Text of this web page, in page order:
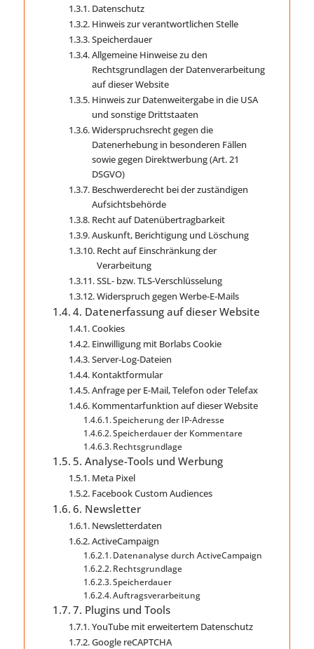
Datenschutz
Hinweis zur verantwortlichen Stelle
Speicherdauer
Allgemeine Hinweise zu den
Rechtsgrundlagen der Datenverarbeitung
auf dieser Website
Hinweis zur Datenweitergabe in die USA
und sonstige Drittstaaten
Widerspruchsrecht gegen die
Datenerhebung in besonderen Fällen
sowie gegen Direktwerbung (Art. 21
DSGVO)
Beschwerde­recht bei der zuständigen
Aufsichts­behörde
Recht auf Daten­übertrag­barkeit
Auskunft, Berichtigung und Löschung
Recht auf Einschränkung der
Verarbeitung
SSL- bzw. TLS-Verschlüsselung
Widerspruch gegen Werbe-E-Mails
4. Datenerfassung auf dieser Website
Cookies
Einwilligung mit Borlabs Cookie
Server-Log-Dateien
Kontaktformular
Anfrage per E-Mail, Telefon oder Telefax
Kommentar­funktion auf dieser Website
Speicherung der IP-Adresse
Speicherdauer der Kommentare
Rechtsgrundlage
5. Analyse-Tools und Werbung
Meta Pixel
Facebook Custom Audiences
6. Newsletter
Newsletter­daten
ActiveCampaign
Datenanalyse durch ActiveCampaign
Rechtsgrundlage
Speicherdauer
Auftragsverarbeitung
7. Plugins und Tools
YouTube mit erweitertem Datenschutz
Google reCAPTCHA